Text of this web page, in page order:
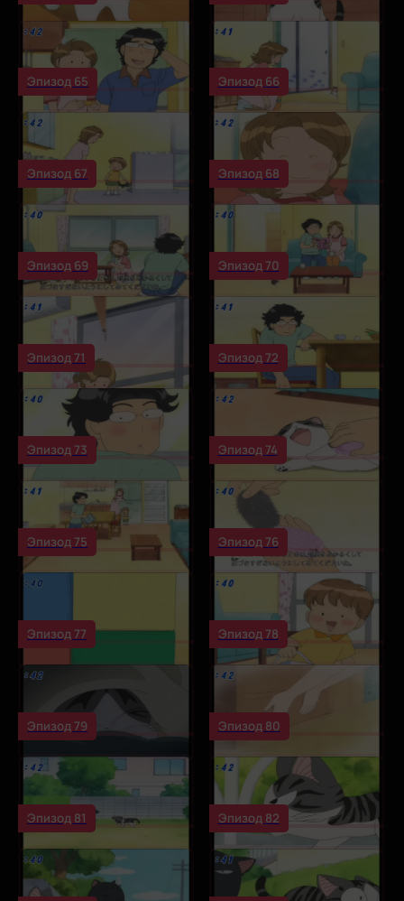
Эпизод 65 Эпизод 66
Эпизод 67 Эпизод 68
Эпизод 69 Эпизод 70
Эпизод 71 Эпизод 72
Эпизод 73 Эпизод 74
Эпизод 75 Эпизод 76
Эпизод 77 Эпизод 78
Эпизод 79 Эпизод 80
Эпизод 81 Эпизод 82